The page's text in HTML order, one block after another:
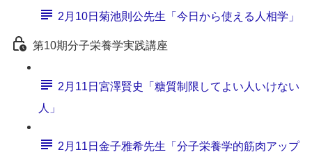
2月10日菊池則公先生「今日から使える人相学」
第10期分子栄養学実践講座
2月11日宮澤賢史「糖質制限してよい人いけない
人」
2月11日金子雅希先生「分子栄養学的筋肉アップ